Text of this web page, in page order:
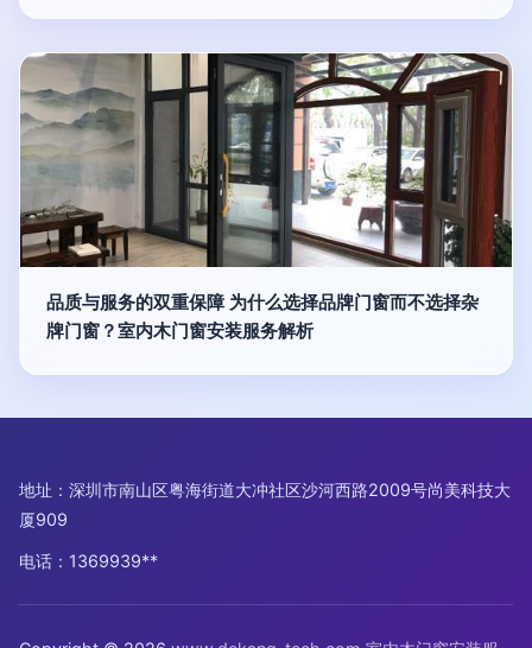
品质与服务的双重保障 为什么选择品牌门窗而不选择杂
牌门窗？室内木门窗安装服务解析
地址：深圳市南山区粤海街道大冲社区沙河西路2009号尚美科技大
厦909
电话：1369939**